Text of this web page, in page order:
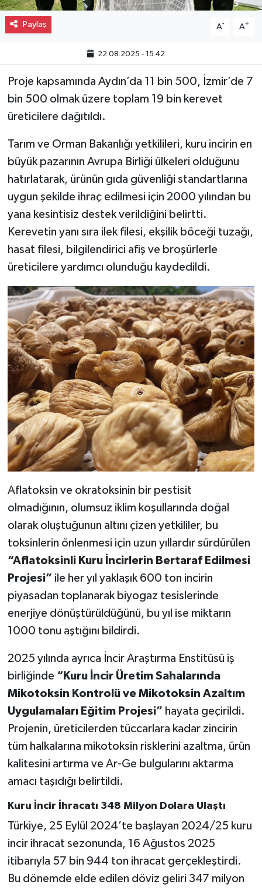
Paylaş A- A+
22.08.2025 - 15:42
Proje kapsamında Aydın’da 11 bin 500, İzmir’de 7
bin 500 olmak üzere toplam 19 bin kerevet
üreticilere dağıtıldı.
Tarım ve Orman Bakanlığı yetkilileri, kuru incirin en
büyük pazarının Avrupa Birliği ülkeleri olduğunu
hatırlatarak, ürünün gıda güvenliği standartlarına
uygun şekilde ihraç edilmesi için 2000 yılından bu
yana kesintisiz destek verildiğini belirtti.
Kerevetin yanı sıra ilek filesi, ekşilik böceği tuzağı,
hasat filesi, bilgilendirici afiş ve broşürlerle
üreticilere yardımcı olunduğu kaydedildi.
Aflatoksin ve okratoksinin bir pestisit
olmadığının, olumsuz iklim koşullarında doğal
olarak oluştuğunun altını çizen yetkililer, bu
toksinlerin önlenmesi için uzun yıllardır sürdürülen
“Aflatoksinli Kuru İncirlerin Bertaraf Edilmesi
Projesi” ile her yıl yaklaşık 600 ton incirin
piyasadan toplanarak biyogaz tesislerinde
enerjiye dönüştürüldüğünü, bu yıl ise miktarın
1000 tonu aştığını bildirdi.
2025 yılında ayrıca İncir Araştırma Enstitüsü iş
birliğinde “Kuru İncir Üretim Sahalarında
Mikotoksin Kontrolü ve Mikotoksin Azaltım
Uygulamaları Eğitim Projesi” hayata geçirildi.
Projenin, üreticilerden tüccarlara kadar zincirin
tüm halkalarına mikotoksin risklerini azaltma, ürün
kalitesini artırma ve Ar-Ge bulgularını aktarma
amacı taşıdığı belirtildi.
Kuru İncir İhracatı 348 Milyon Dolara Ulaştı
Türkiye, 25 Eylül 2024’te başlayan 2024/25 kuru
incir ihracat sezonunda, 16 Ağustos 2025
itibarıyla 57 bin 944 ton ihracat gerçekleştirdi.
Bu dönemde elde edilen döviz geliri 347 milyon